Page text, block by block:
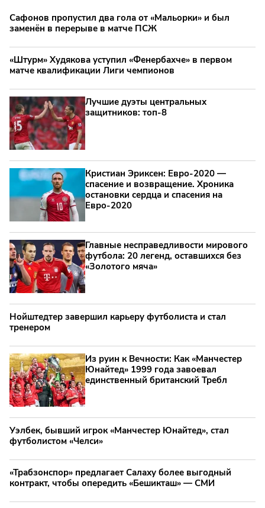
Сафонов пропустил два гола от «Мальорки» и был
заменён в перерыве в матче ПСЖ
«Штурм» Худякова уступил «Фенербахче» в первом
матче квалификации Лиги чемпионов
Лучшие дуэты центральных
защитников: топ‑8
Кристиан Эриксен: Евро‑2020 —
спасение и возвращение. Хроника
остановки сердца и спасения на
Евро‑2020
Главные несправедливости мирового
футбола: 20 легенд, оставшихся без
«Золотого мяча»
Нойштедтер завершил карьеру футболиста и стал
тренером
Из руин к Вечности: Как «Манчестер
Юнайтед» 1999 года завоевал
единственный британский Требл
Уэлбек, бывший игрок «Манчестер Юнайтед», стал
футболистом «Челси»
«Трабзонспор» предлагает Салаху более выгодный
контракт, чтобы опередить «Бешикташ» — СМИ